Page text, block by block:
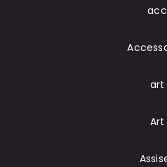
acc
art
Art